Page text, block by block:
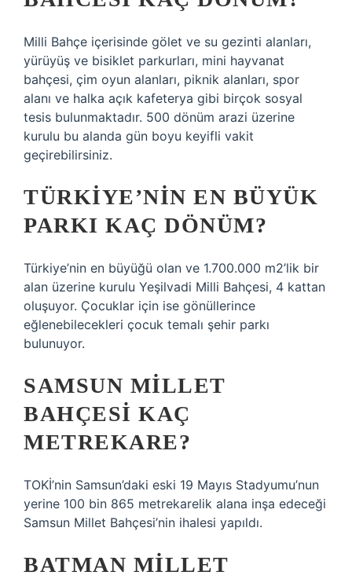
Milli Bahçe içerisinde gölet ve su gezinti alanları,
yürüyüş ve bisiklet parkurları, mini hayvanat
bahçesi, çim oyun alanları, piknik alanları, spor
alanı ve halka açık kafeterya gibi birçok sosyal
tesis bulunmaktadır. 500 dönüm arazi üzerine
kurulu bu alanda gün boyu keyifli vakit
geçirebilirsiniz.
TÜRKIYE’NIN EN BÜYÜK
PARKI KAÇ DÖNÜM?
Türkiye’nin en büyüğü olan ve 1.700.000 m2’lik bir
alan üzerine kurulu Yeşilvadi Milli Bahçesi, 4 kattan
oluşuyor. Çocuklar için ise gönüllerince
eğlenebilecekleri çocuk temalı şehir parkı
bulunuyor.
SAMSUN MILLET
BAHÇESI KAÇ
METREKARE?
TOKİ’nin Samsun’daki eski 19 Mayıs Stadyumu’nun
yerine 100 bin 865 metrekarelik alana inşa edeceği
Samsun Millet Bahçesi’nin ihalesi yapıldı.
BATMAN MILLET